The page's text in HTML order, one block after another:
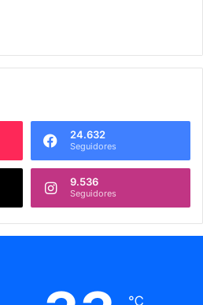
24.632
Seguidores
9.536
Seguidores
℃